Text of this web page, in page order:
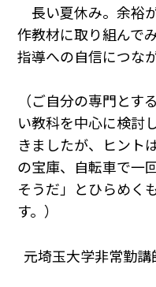
長い夏休み。余裕
作教材に取り組んで
指導への自信につなが
（ご自分の専門とす
い教科を中心に検討
きましたが、ヒント
の宝庫、自転車で一
そうだ」とひらめく
す。）
元埼玉大学非常勤